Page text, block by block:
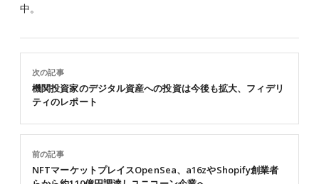
中。
前の記事
NFTマーケットプレイスOpenSea、a16zやShopify創業者
次の記事
機関投資家のデジタル資産への投資は今後も拡大、フィデリ
ティのレポート